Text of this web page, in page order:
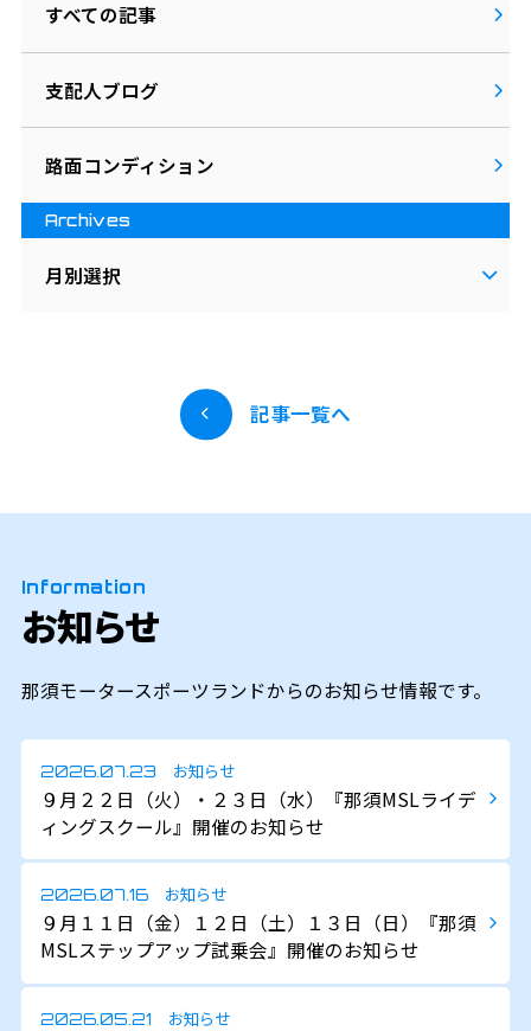
すべての記事
支配人ブログ
路面コンディション
Archives
月別選択
記事一覧へ
Information
お知らせ
那須モータースポーツランドからのお知らせ情報です。
2026.07.23 お知らせ
９月２２日（火）・２３日（水）『那須MSLライデ
ィングスクール』開催のお知らせ
2026.07.16 お知らせ
９月１１日（金）１２日（土）１３日（日）『那須
MSLステップアップ試乗会』開催のお知らせ
2026.05.21 お知らせ